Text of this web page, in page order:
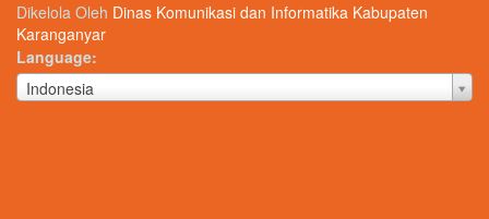
Dikelola Oleh Dinas Komunikasi dan Informatika Kabupaten
Karanganyar
Language
Indonesia
Language